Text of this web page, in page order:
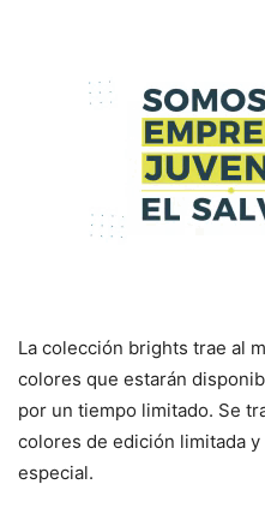
La colección brights trae al
colores que estarán
por un tiempo limitado. Se
colores de edición limitada
especial.